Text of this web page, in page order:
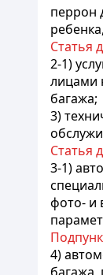
перрон
Статья
2-1)
лицами
багажа;
3)
Статья
3-1)
фото- и
4)